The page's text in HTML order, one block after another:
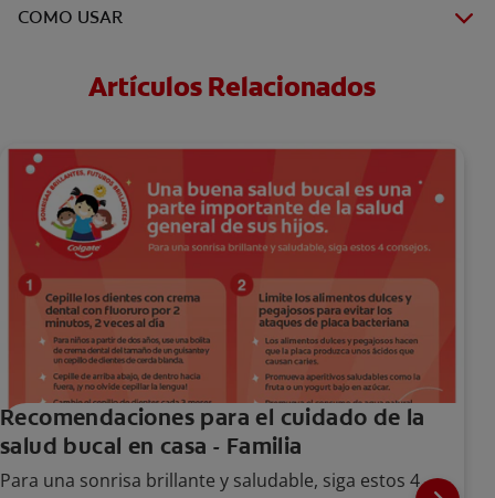
COMO USAR
Artículos Relacionados
Recomendaciones para el cuidado de la
salud bucal en casa - Familia
Para una sonrisa brillante y saludable, siga estos 4